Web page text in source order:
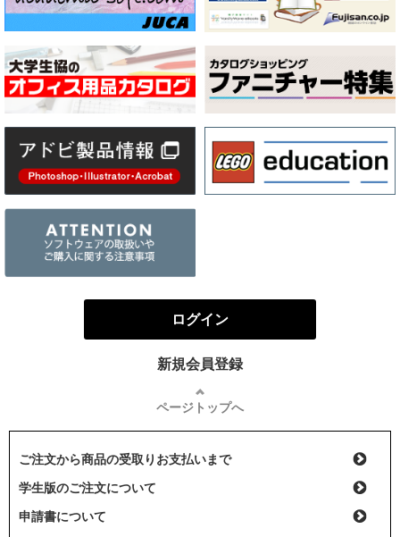
ログイン
新規会員登録
ページトップへ
ご注文から商品の受取りお支払いまで
学生版のご注文について
申請書について